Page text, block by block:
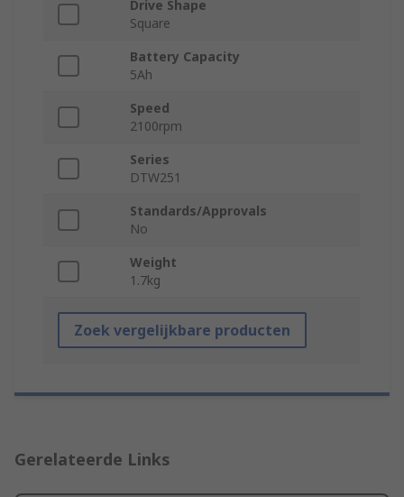
Drive Shape
Square
Battery Capacity
5Ah
Speed
2100rpm
Series
DTW251
Standards/Approvals
No
Weight
1.7kg
Zoek vergelijkbare producten
Gerelateerde Links